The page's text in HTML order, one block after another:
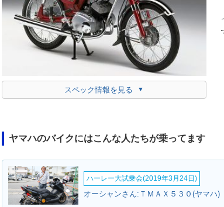
スペック情報を見る
ヤマハのバイクにはこんな人たちが乗ってます
ハーレー大試乗会(2019年3月24日)
オーシャンさん:ＴＭＡＸ５３０(ヤマハ)